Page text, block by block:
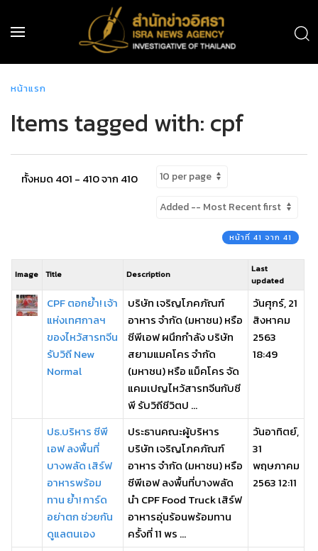
หน้าแรก
Items tagged with: cpf
ทั้งหมด 401 - 410 จาก 410
หน้าที่ 41 จาก 41
Image Title Description
Last
updated
CPF ตอกย้ำ! เจ้า
แห่งเทศกาลฯ
ของไหว้สารทจีน
รับวิถี New
Normal
บริษัท เจริญโภคภัณฑ์
อาหาร จำกัด (มหาชน) หรือ
ซีพีเอฟ ผนึกกำลัง บริษัท
สยามแมคโคร จำกัด
(มหาชน) หรือ แม็คโคร จัด
แคมเปญไหว้สารทจีนกับซี
พี รับวิถีชีวิตป ...
วันศุกร์, 21
สิงหาคม
2563
18:49
ปธ.บริหาร ซีพี
เอฟ ลงพื้นที่
บางพลัด เสิร์ฟ
อาหารพร้อม
ทาน ย้ำ! การ์ด
อย่าตก ช่วยกัน
ดูแลตนเอง
ประธานคณะผู้บริหาร
บริษัท เจริญโภคภัณฑ์
อาหาร จำกัด (มหาชน) หรือ
ซีพีเอฟ ลงพื้นที่บางพลัด
นำ CPF Food Truck เสิร์ฟ
อาหารอุ่นร้อนพร้อมทาน
ครั้งที่ 11 พร ...
วันอาทิตย์,
31
พฤษภาคม
2563 12:11